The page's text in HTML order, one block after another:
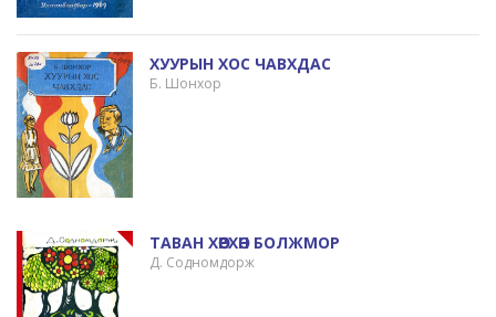
ХУУРЫН ХОС ЧАВХДАС
Б. Шонхор
ТАВАН ХӨӨРХӨН БОЛЖМОР
Д. Содномдорж